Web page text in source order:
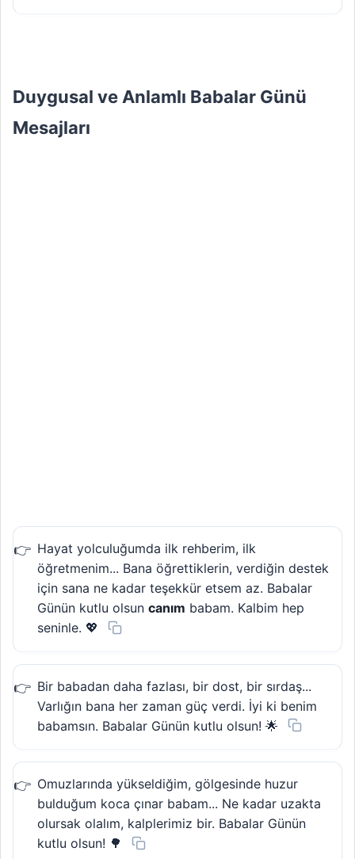
Duygusal ve Anlamlı Babalar Günü
Mesajları
Hayat yolculuğumda ilk rehberim, ilk
öğretmenim... Bana öğrettiklerin, verdiğin destek
için sana ne kadar teşekkür etsem az. Babalar
Günün kutlu olsun canım babam. Kalbim hep
seninle. 💖
Bir babadan daha fazlası, bir dost, bir sırdaş...
Varlığın bana her zaman güç verdi. İyi ki benim
babamsın. Babalar Günün kutlu olsun! 🌟
Omuzlarında yükseldiğim, gölgesinde huzur
bulduğum koca çınar babam... Ne kadar uzakta
olursak olalım, kalplerimiz bir. Babalar Günün
kutlu olsun! 🌳